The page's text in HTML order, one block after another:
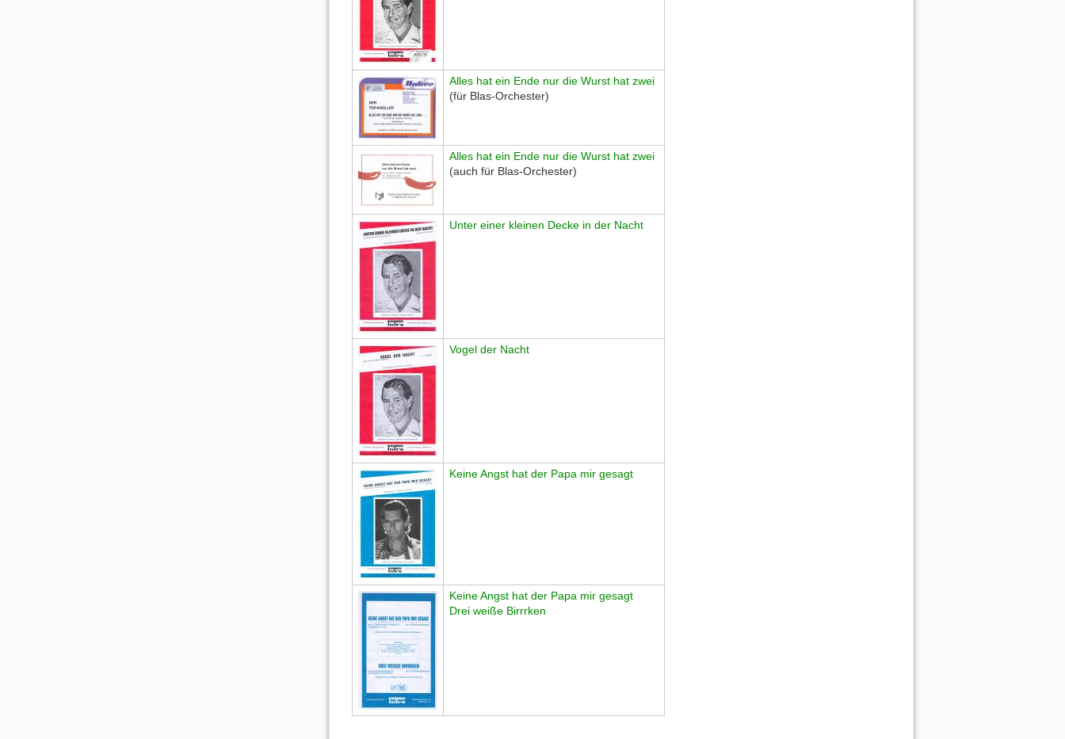
Alles hat ein Ende nur die Wurst hat zwei
(für Blas-Orchester)
Alles hat ein Ende nur die Wurst hat zwei
(auch für Blas-Orchester)
Unter einer kleinen Decke in der Nacht
Vogel der Nacht
Keine Angst hat der Papa mir gesagt
Keine Angst hat der Papa mir gesagt
Drei weiße Birrrken